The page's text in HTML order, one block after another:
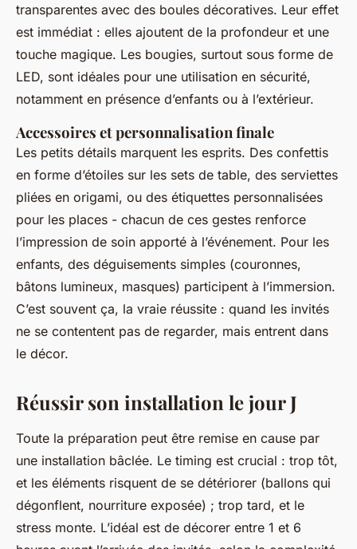
transparentes avec des boules décoratives. Leur effet
est immédiat : elles ajoutent de la profondeur et une
touche magique. Les bougies, surtout sous forme de
LED, sont idéales pour une utilisation en sécurité,
notamment en présence d’enfants ou à l’extérieur.
Accessoires et personnalisation finale
Les petits détails marquent les esprits. Des confettis
en forme d’étoiles sur les sets de table, des serviettes
pliées en origami, ou des étiquettes personnalisées
pour les places - chacun de ces gestes renforce
l’impression de soin apporté à l’événement. Pour les
enfants, des déguisements simples (couronnes,
bâtons lumineux, masques) participent à l’immersion.
C’est souvent ça, la vraie réussite : quand les invités
ne se contentent pas de regarder, mais entrent dans
le décor.
Réussir son installation le jour J
Toute la préparation peut être remise en cause par
une installation bâclée. Le timing est crucial : trop tôt,
et les éléments risquent de se détériorer (ballons qui
dégonflent, nourriture exposée) ; trop tard, et le
stress monte. L’idéal est de décorer entre 1 et 6